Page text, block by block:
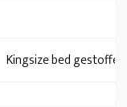
Kingsize bed